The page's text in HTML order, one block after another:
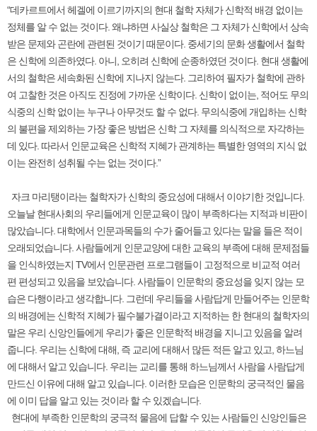
“데카르트에서 헤겔에 이르기까지의 현대 철학 자체가 신학적 배경 없이는
정체를 알 수 없는 것이다. 왜냐하면 사실상 철학은 그 자체가 신학에서 상속
받은 문제와 곤란에 관련된 것이기 때문이다. 중세기의 문화 생활에서 철학
은 신학에 의존하였다. 아니, 오히려 신학에 순종하였던 것이다. 현대 생활에
서의 철학은 세속화된 신학에 지나지 않는다. 그리하여 필자가 철학에 관하
여 고찰한 것은 아직도 진정에 가까운 신학이다. 신학이 없이는, 적어도 무의
식중의 신학 없이는 누구나 아무것도 할 수 없다. 무의식중에 개입하는 신학
의 불편을 제외하는 가장 좋은 방법은 신학 그 자체를 의식적으로 자각하는
데 있다. 따라서 인문교육은 신학적 지혜가 관계하는 특별한 영역의 지식 없
이는 완전히 성취될 수는 없는 것이다.”
자크 마리탱이라는 철학자가 신학의 중요성에 대해서 이야기한 것입니다.
오늘날 현대사회의 우리들에게 인문교육이 많이 부족하다는 지적과 비판이
많았습니다. 대학에서 인문과목들의 수가 줄어들고 있다는 말을 들은 적이
오래되었습니다. 사람들에게 인문교양에 대한 교육의 부족에 대해 문제점들
을 인식하였는지 TV에서 인문관련 프로그램들이 고정적으로 비교적 여러
편 편성되고 있음을 보았습니다. 사람들이 인문학의 중요성을 잊지 않는 모
습은 다행이라고 생각합니다. 그런데 우리들을 사람답게 만들어주는 인문학
의 배경에는 신학적 지혜가 필수불가결이라고 지적하는 한 현대의 철학자의
말은 우리 신앙인들에게 우리가 좋은 인문학적 배경을 지니고 있음을 알려
줍니다. 우리는 신학에 대해, 즉 교리에 대해서 많든 적든 알고 있고, 하느님
에 대해서 알고 있습니다. 우리는 교리를 통해 하느님께서 사람을 사람답게
만드신 이유에 대해 알고 있습니다. 이러한 모습은 인문학의 궁극적인 물음
에 이미 답을 알고 있는 것이라 할 수 있겠습니다.
현대에 부족한 인문학의 궁극적 물음에 답할 수 있는 사람들인 신앙인들은